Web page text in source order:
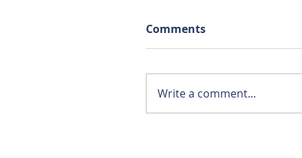
Comments
Write a comment...